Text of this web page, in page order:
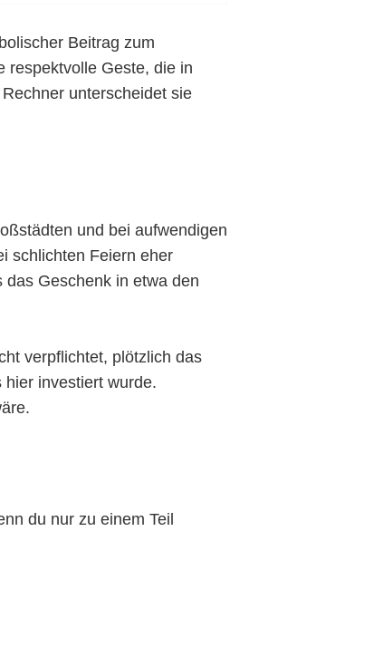
Beitrag zum
respektvolle Geste, die in
unterscheidet sie
und bei aufwendigen
schlichten Feiern eher
Geschenk in etwa den
verpflichtet, plötzlich das
investiert wurde.
du nur zu einem Teil